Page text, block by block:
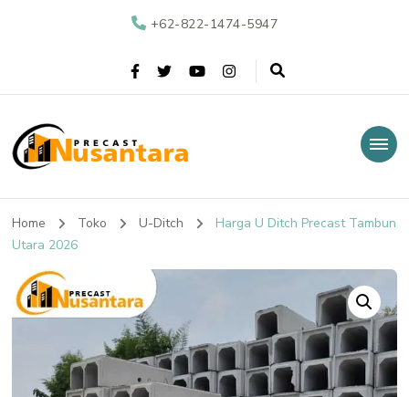
+62-822-1474-5947
Nusantara Precast
Home Toko U-Ditch
Harga U Ditch Precast Tambun
Utara 2026